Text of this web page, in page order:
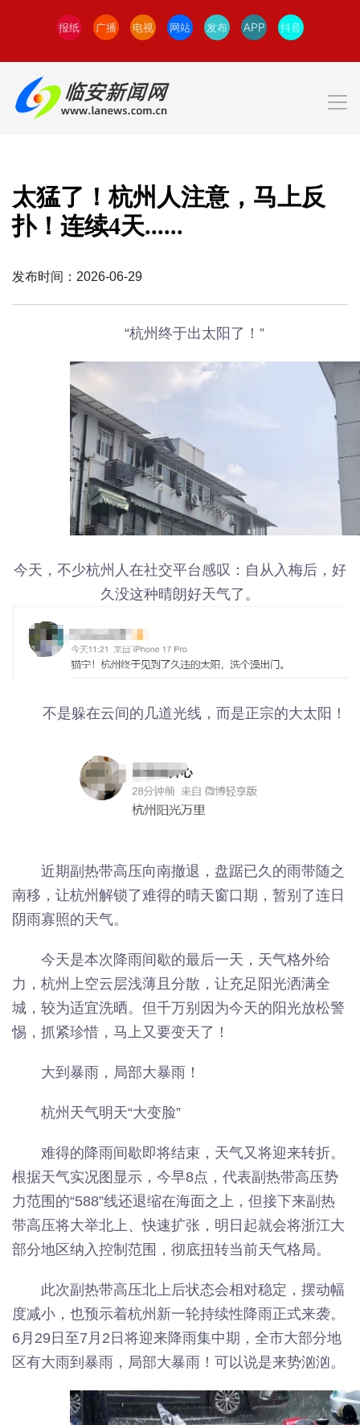
报纸 广播 电视 网站 发布 APP 抖音
太猛了！杭州人注意，马上反
扑！连续4天......
发布时间：2026-06-29
“杭州终于出太阳了！”
今天，不少杭州人在社交平台感叹：自从入梅后，好
久没这种晴朗好天气了。
不是躲在云间的几道光线，而是正宗的大太阳！
近期副热带高压向南撤退，盘踞已久的雨带随之
南移，让杭州解锁了难得的晴天窗口期，暂别了连日
阴雨寡照的天气。
今天是本次降雨间歇的最后一天，天气格外给
力，杭州上空云层浅薄且分散，让充足阳光洒满全
城，较为适宜洗晒。但千万别因为今天的阳光放松警
惕，抓紧珍惜，马上又要变天了！
大到暴雨，局部大暴雨！
杭州天气明天“大变脸”
难得的降雨间歇即将结束，天气又将迎来转折。
根据天气实况图显示，今早8点，代表副热带高压势
力范围的“588”线还退缩在海面之上，但接下来副热
带高压将大举北上、快速扩张，明日起就会将浙江大
部分地区纳入控制范围，彻底扭转当前天气格局。
此次副热带高压北上后状态会相对稳定，摆动幅
度减小，也预示着杭州新一轮持续性降雨正式来袭。
6月29日至7月2日将迎来降雨集中期，全市大部分地
区有大雨到暴雨，局部大暴雨！可以说是来势汹汹。